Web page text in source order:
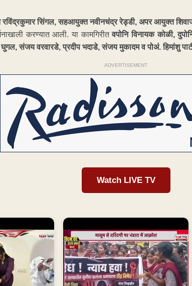
सिंगल, सहआयुक्त नवीनचंद्र रेड्डी, अपर आयुक्त
करण्यात आली. या कामगिरीतवपोनि विनायक कोळी,
घुगल, संजय वरवारडे, प्रदीप भदाडे, संजय मुकादम व पोअं. हिमांशु
ADVERTISEMENT
Watch LIVE TV